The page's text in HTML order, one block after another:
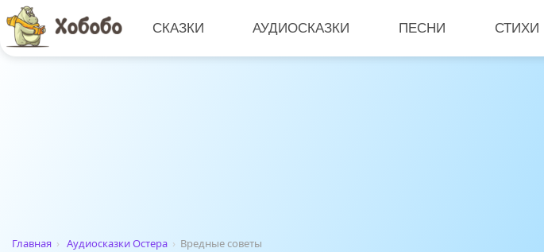
СКАЗКИ АУДИОСКАЗКИ ПЕСНИ СТИХИ
Главная › Аудиосказки Остера › Вредные советы